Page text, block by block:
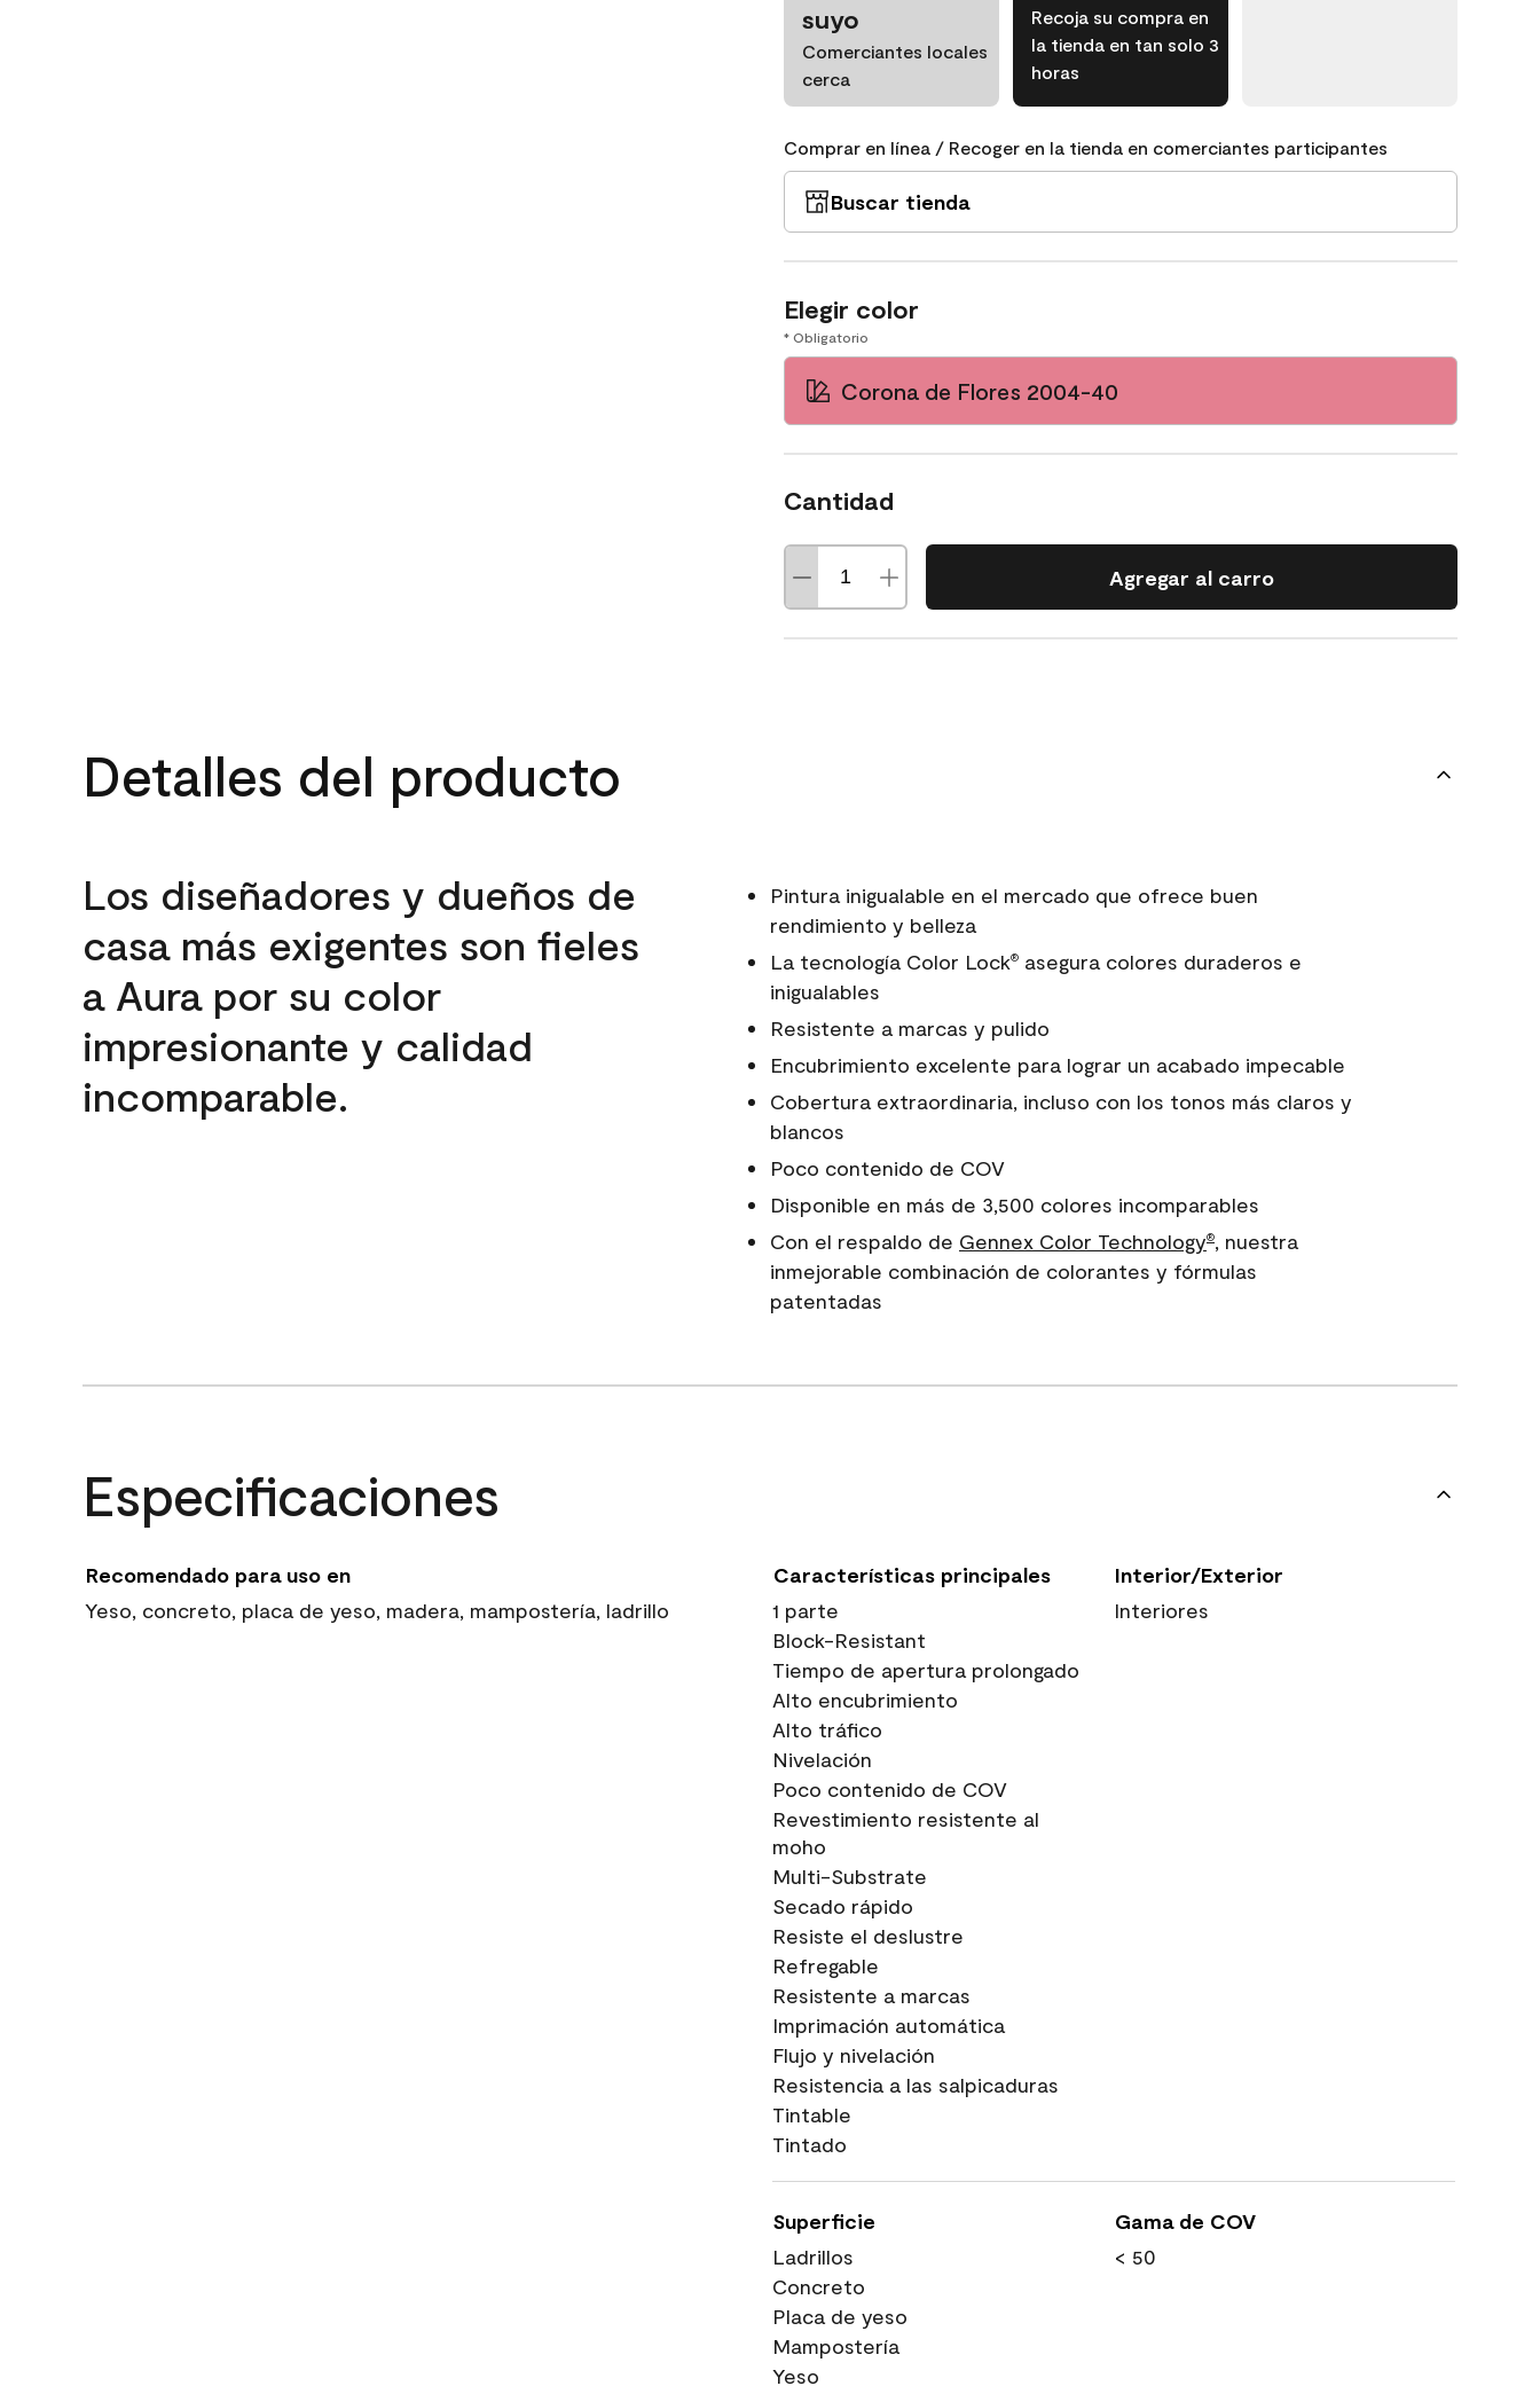
suyo
Comerciantes locales
cerca
Recoja su compra en
la tienda en tan solo 3
horas
Comprar en línea / Recoger en la tienda en comerciantes participantes
Buscar tienda
Elegir color
* Obligatorio
Corona de Flores 2004-40
Cantidad
Agregar al carro
Detalles del producto
Los diseñadores y dueños de
casa más exigentes son fieles
a Aura por su color
impresionante y calidad
incomparable.
Pintura inigualable en el mercado que ofrece buen
rendimiento y belleza
La tecnología Color Lock®asegura colores duraderos e
inigualables
Resistente a marcas y pulido
Encubrimiento excelente para lograr un acabado impecable
Cobertura extraordinaria, incluso con los tonos más claros y
blancos
Poco contenido de COV
Disponible en más de 3,500 colores incomparables
Con el respaldo de Gennex Color Technology®, nuestra
inmejorable combinación de colorantes y fórmulas
patentadas
Especificaciones
Recomendado para uso en
Yeso, concreto, placa de yeso, madera, mampostería, ladrillo
Características principales
1 parte
Block-Resistant
Tiempo de apertura prolongado
Alto encubrimiento
Alto tráfico
Nivelación
Poco contenido de COV
Revestimiento resistente al
moho
Multi-Substrate
Secado rápido
Resiste el deslustre
Refregable
Resistente a marcas
Imprimación automática
Flujo y nivelación
Resistencia a las salpicaduras
Tintable
Tintado
Interior/Exterior
Interiores
Superficie
Ladrillos
Concreto
Placa de yeso
Mampostería
Yeso
Gama de COV
< 50